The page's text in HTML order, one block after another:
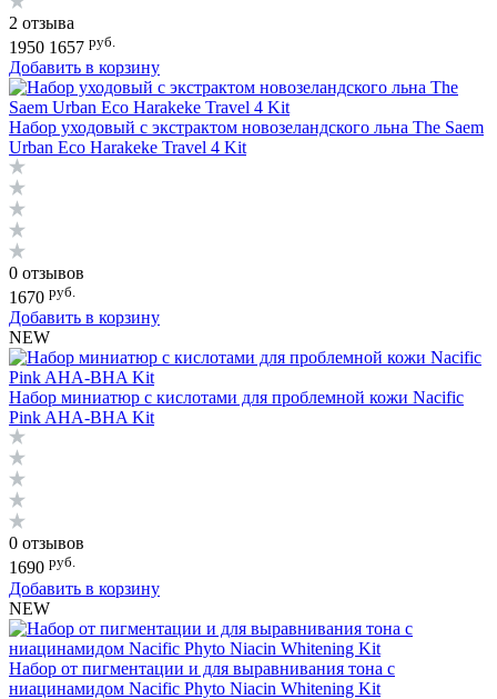
2 отзыва
1950 1657 руб.
Добавить в корзину
Набор уходовый с экстрактом новозеландского льна The Saem
Urban Eco Harakeke Travel 4 Kit
0 отзывов
1670 руб.
Добавить в корзину
NEW
Набор миниатюр с кислотами для проблемной кожи Nacific
Pink AHA-BHA Kit
0 отзывов
1690 руб.
Добавить в корзину
NEW
Набор от пигментации и для выравнивания тона с
ниацинамидом Nacific Phyto Niacin Whitening Kit